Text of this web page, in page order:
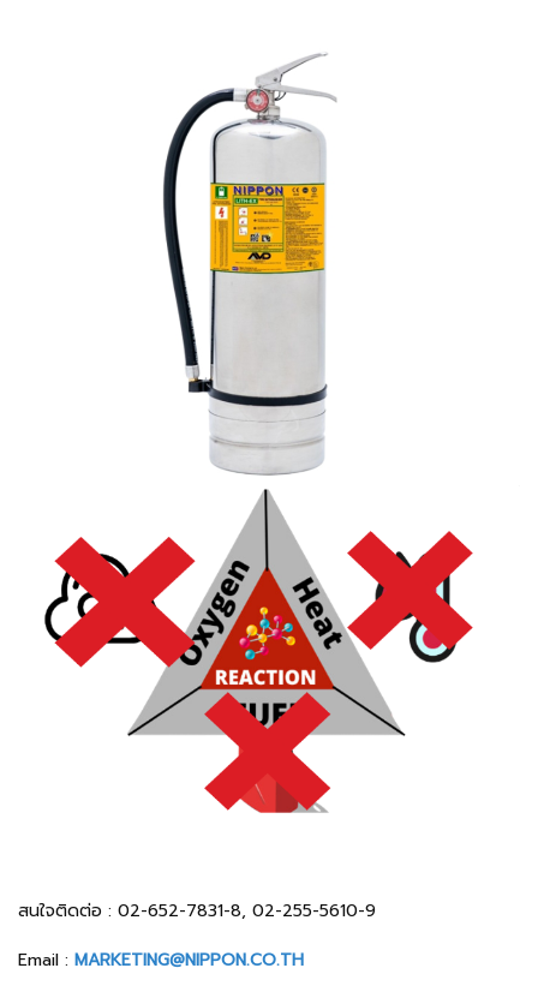
สนใจติดต่อ : 02-652-7831-8, 02-255-5610-9
Email : MARKETING@NIPPON.CO.TH